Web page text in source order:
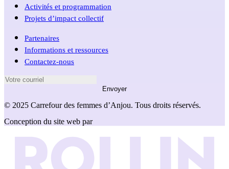
Activités et programmation
Projets d’impact collectif
Partenaires
Informations et ressources
Contactez-nous
Envoyer
© 2025 Carrefour des femmes d’Anjou. Tous droits réservés.
Conception du site web par